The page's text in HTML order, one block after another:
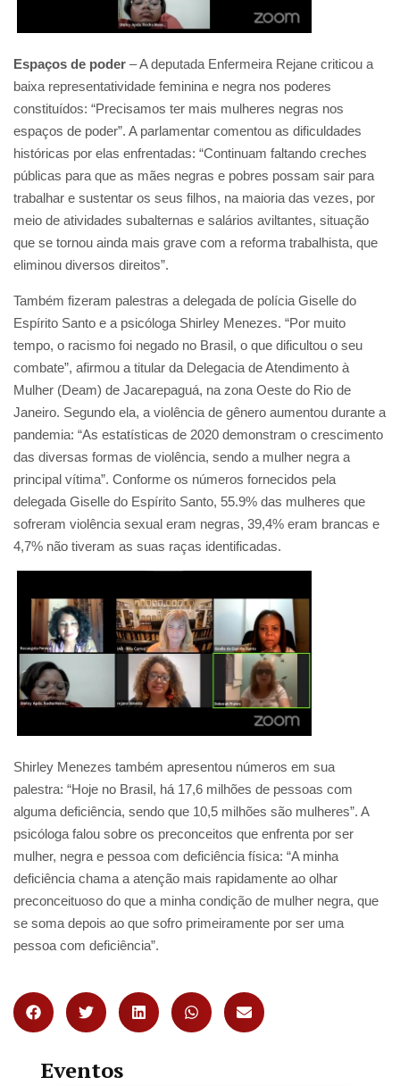
Espaços de poder – A deputada Enfermeira Rejane criticou a
baixa representatividade feminina e negra nos poderes
constituídos: “Precisamos ter mais mulheres negras nos
espaços de poder”. A parlamentar comentou as dificuldades
históricas por elas enfrentadas: “Continuam faltando creches
públicas para que as mães negras e pobres possam sair para
trabalhar e sustentar os seus filhos, na maioria das vezes, por
meio de atividades subalternas e salários aviltantes, situação
que se tornou ainda mais grave com a reforma trabalhista, que
eliminou diversos direitos”.
Também fizeram palestras a delegada de polícia Giselle do
Espírito Santo e a psicóloga Shirley Menezes. “Por muito
tempo, o racismo foi negado no Brasil, o que dificultou o seu
combate”, afirmou a titular da Delegacia de Atendimento à
Mulher (Deam) de Jacarepaguá, na zona Oeste do Rio de
Janeiro. Segundo ela, a violência de gênero aumentou durante a
pandemia: “As estatísticas de 2020 demonstram o crescimento
das diversas formas de violência, sendo a mulher negra a
principal vítima”. Conforme os números fornecidos pela
delegada Giselle do Espírito Santo, 55.9% das mulheres que
sofreram violência sexual eram negras, 39,4% eram brancas e
4,7% não tiveram as suas raças identificadas.
Shirley Menezes também apresentou números em sua
palestra: “Hoje no Brasil, há 17,6 milhões de pessoas com
alguma deficiência, sendo que 10,5 milhões são mulheres”. A
psicóloga falou sobre os preconceitos que enfrenta por ser
mulher, negra e pessoa com deficiência física: “A minha
deficiência chama a atenção mais rapidamente ao olhar
preconceituoso do que a minha condição de mulher negra, que
se soma depois ao que sofro primeiramente por ser uma
pessoa com deficiência”.
Eventos